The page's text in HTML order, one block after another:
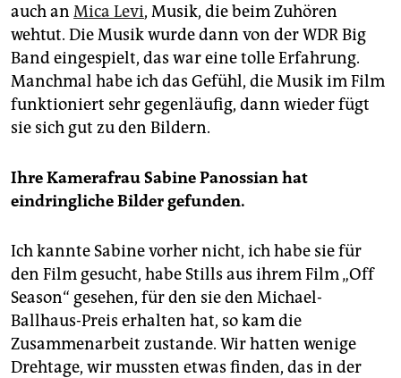
auch an Mica Levi, Musik, die beim Zuhören
wehtut. Die Musik wurde dann von der WDR Big
Band eingespielt, das war eine tolle Erfahrung.
Manchmal habe ich das Gefühl, die Musik im Film
funktioniert sehr gegenläufig, dann wieder fügt
sie sich gut zu den Bildern.
Ihre Kamerafrau Sabine Panossian hat
eindringliche Bilder gefunden.
Ich kannte Sabine vorher nicht, ich habe sie für
den Film gesucht, habe Stills aus ihrem Film „Off
Season“ gesehen, für den sie den Michael-
Ballhaus-Preis erhalten hat, so kam die
Zusammenarbeit zustande. Wir hatten wenige
Drehtage, wir mussten etwas finden, das in der